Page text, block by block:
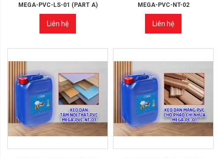
MEGA-PVC-LS-01 (PART A)
Liên hệ
MEGA-PVC-NT-02
Liên hệ